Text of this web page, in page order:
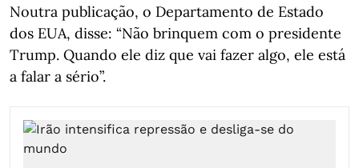
Noutra publicação, o Departamento de Estado
dos EUA, disse: “Não brinquem com o presidente
Trump. Quando ele diz que vai fazer algo, ele está
a falar a sério”.